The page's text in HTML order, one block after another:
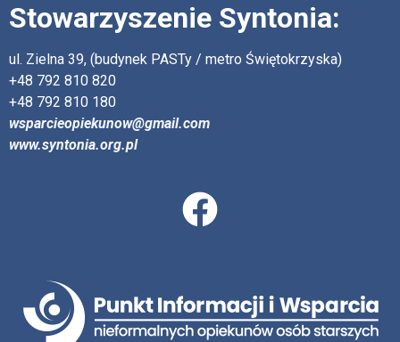
Stowarzyszenie Syntonia:
ul. Zielna 39, (budynek PASTy / metro Świętokrzyska)
+48 792 810 820
+48 792 810 180
wsparcieopiekunow@gmail.com
www.syntonia.org.pl